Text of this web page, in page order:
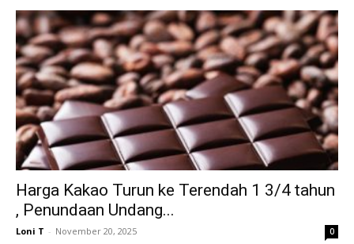
Harga Kakao Turun ke Terendah 1 3/4 tahun
, Penundaan Undang...
Loni T - November 20, 2025 0